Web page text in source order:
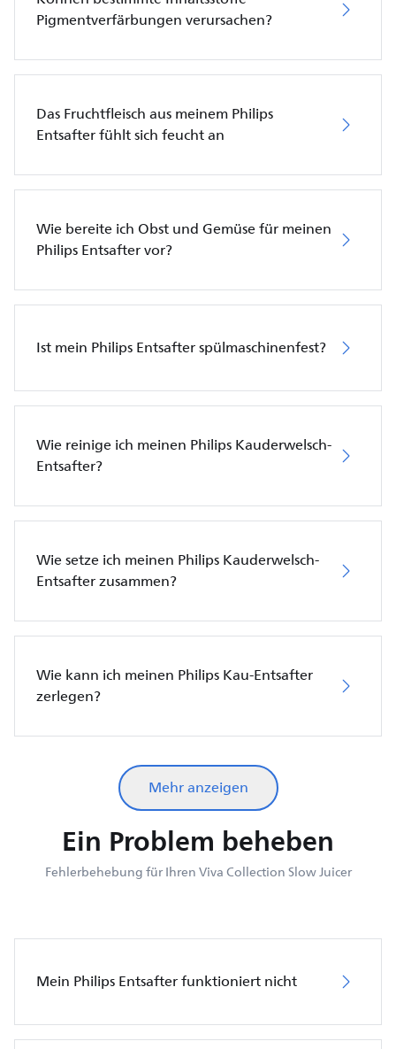
Pigmentverfärbungen verursachen?
Das Fruchtfleisch aus meinem Philips
Entsafter fühlt sich feucht an
Wie bereite ich Obst und Gemüse für meinen
Philips Entsafter vor?
Ist mein Philips Entsafter spülmaschinenfest?
Wie reinige ich meinen Philips Kauderwelsch-
Entsafter?
Wie setze ich meinen Philips Kauderwelsch-
Entsafter zusammen?
Wie kann ich meinen Philips Kau-Entsafter
zerlegen?
Mehr anzeigen
Ein Problem beheben
Fehlerbehebung für Ihren Viva Collection Slow Juicer
Mein Philips Entsafter funktioniert nicht